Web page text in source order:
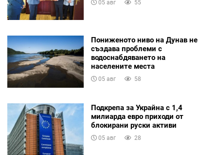
05 авг 55
Пониженото ниво на Дунав не
създава проблеми с
водоснабдяването на
населените места
05 авг 58
Подкрепа за Украйна с 1,4
милиарда евро приходи от
блокирани руски активи
05 авг 28